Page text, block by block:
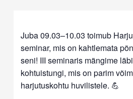
Juba 09.03–10.03 toimub
seminar, mis on kahtlemata
seni! III seminaris mängime
kohtuistungi, mis on parim
harjutuskohtu huvilistele. 💪